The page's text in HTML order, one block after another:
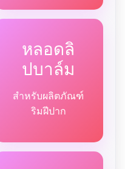
หลอดลิ
ปบาล์ม
สำหรับผลิตภัณฑ์
ริมฝีปาก